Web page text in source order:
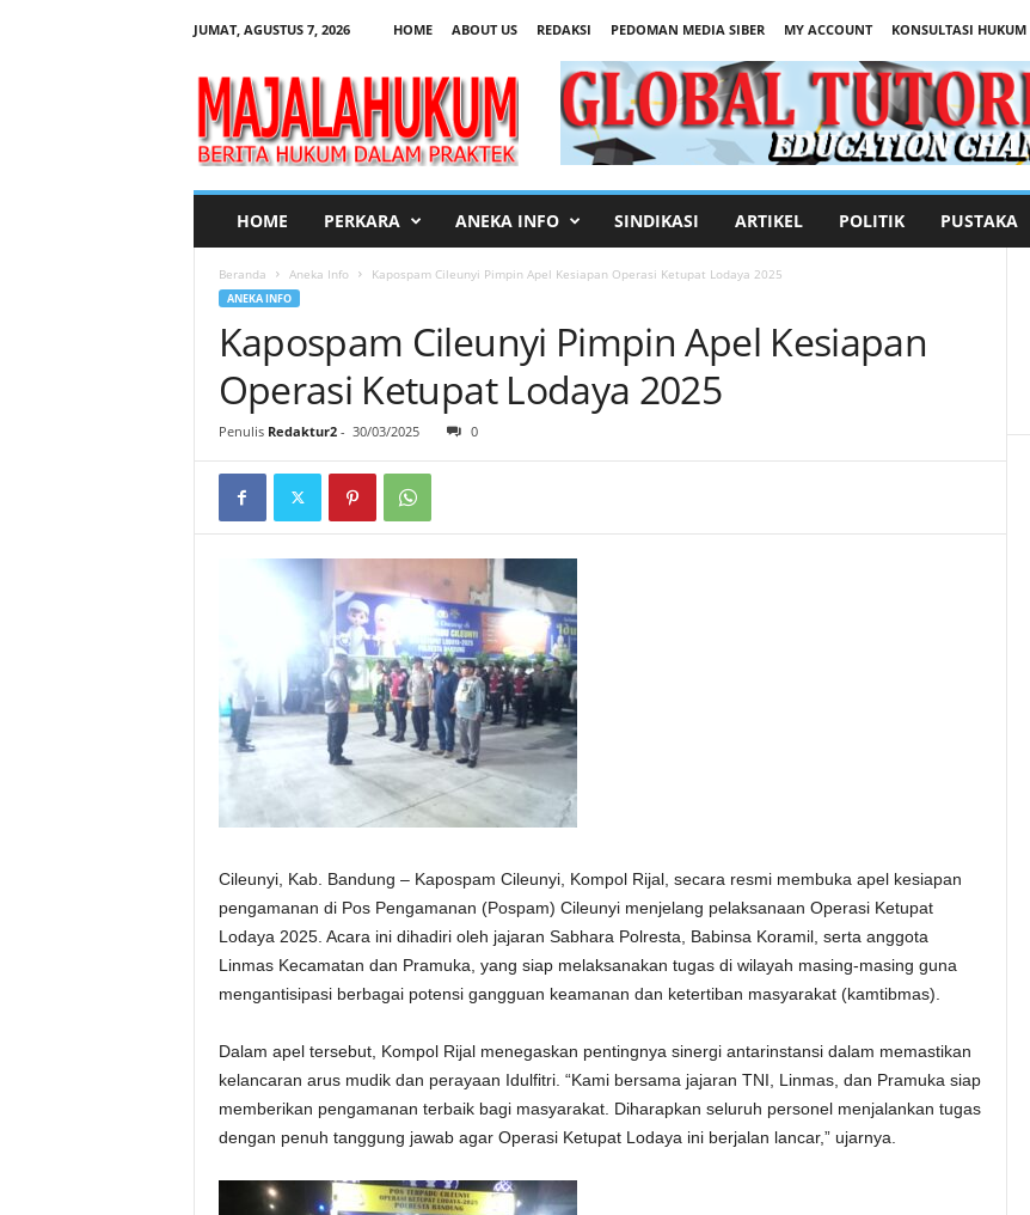
JUMAT, AGUSTUS 7, 2026 HOME ABOUT US REDAKSI PEDOMAN MEDIA SIBER MY ACCOUNT KONSULTASI HUKUM
a
HOME PERKARA ANEKA INFO SINDIKASI ARTIKEL POLITIK PUSTAKA
Beranda Aneka Info Kapospam Cileunyi Pimpin Apel Kesiapan Operasi Ketupat Lodaya 2025
ANEKA INFO
Kapospam Cileunyi Pimpin Apel Kesiapan
Operasi Ketupat Lodaya 2025
Penulis Redaktur2- 30/03/2025 0
Cileunyi, Kab. Bandung – Kapospam Cileunyi, Kompol Rijal, secara resmi membuka apel kesiapan
pengamanan di Pos Pengamanan (Pospam) Cileunyi menjelang pelaksanaan Operasi Ketupat
Lodaya 2025. Acara ini dihadiri oleh jajaran Sabhara Polresta, Babinsa Koramil, serta anggota
Linmas Kecamatan dan Pramuka, yang siap melaksanakan tugas di wilayah masing-masing guna
mengantisipasi berbagai potensi gangguan keamanan dan ketertiban masyarakat (kamtibmas).
Dalam apel tersebut, Kompol Rijal menegaskan pentingnya sinergi antarinstansi dalam memastikan
kelancaran arus mudik dan perayaan Idulfitri. “Kami bersama jajaran TNI, Linmas, dan Pramuka siap
memberikan pengamanan terbaik bagi masyarakat. Diharapkan seluruh personel menjalankan tugas
dengan penuh tanggung jawab agar Operasi Ketupat Lodaya ini berjalan lancar,” ujarnya.